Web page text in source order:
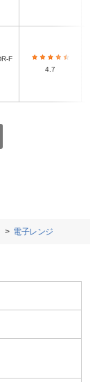
4.7
電子レンジ